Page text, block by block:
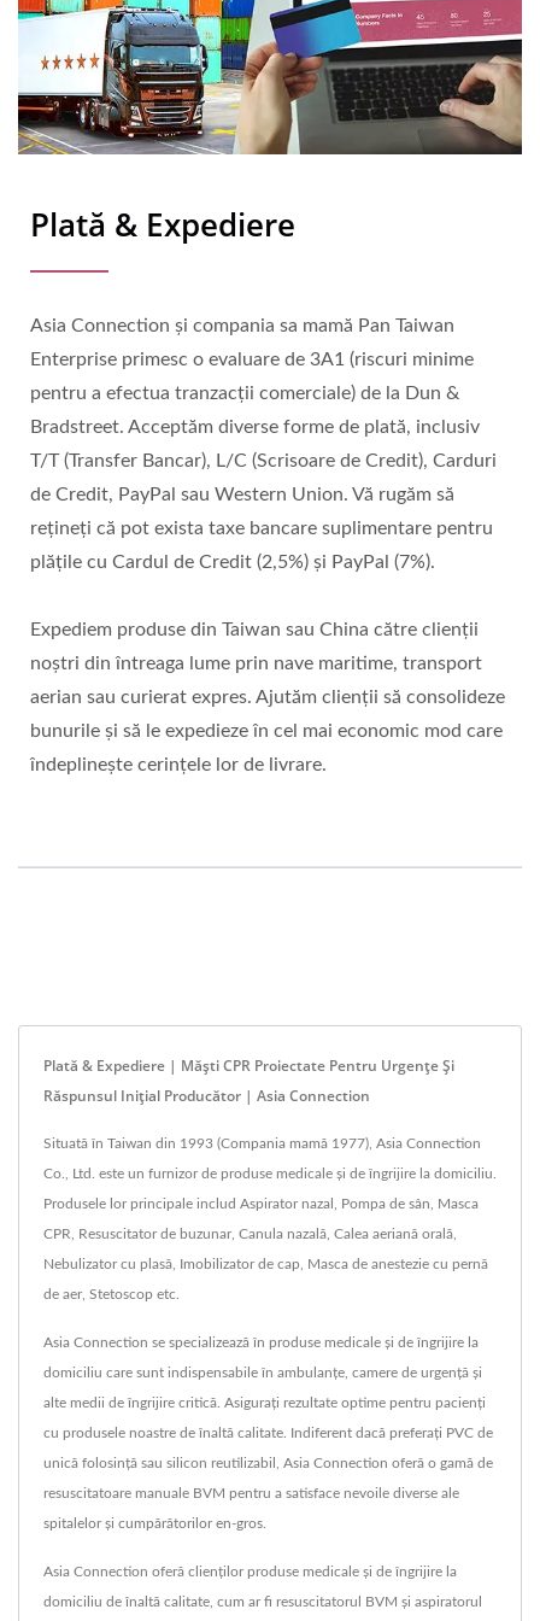
Plată & Expediere
Asia Connection și compania sa mamă Pan Taiwan
Enterprise primesc o evaluare de 3A1 (riscuri minime
pentru a efectua tranzacții comerciale) de la Dun &
Bradstreet. Acceptăm diverse forme de plată, inclusiv
T/T (Transfer Bancar), L/C (Scrisoare de Credit), Carduri
de Credit, PayPal sau Western Union. Vă rugăm să
rețineți că pot exista taxe bancare suplimentare pentru
plățile cu Cardul de Credit (2,5%) și PayPal (7%).
Expediem produse din Taiwan sau China către clienții
noștri din întreaga lume prin nave maritime, transport
aerian sau curierat expres. Ajutăm clienții să consolideze
bunurile și să le expedieze în cel mai economic mod care
îndeplinește cerințele lor de livrare.
Plată & Expediere | Măști CPR Proiectate Pentru Urgențe Și
Răspunsul Inițial Producător | Asia Connection
Situată în Taiwan din 1993 (Compania mamă 1977), Asia Connection
Co., Ltd. este un furnizor de produse medicale și de îngrijire la domiciliu.
Produsele lor principale includ Aspirator nazal, Pompa de sân, Masca
CPR, Resuscitator de buzunar, Canula nazală, Calea aeriană orală,
Nebulizator cu plasă, Imobilizator de cap, Masca de anestezie cu pernă
de aer, Stetoscop etc.
Asia Connection se specializează în produse medicale și de îngrijire la
domiciliu care sunt indispensabile în ambulanțe, camere de urgență și
alte medii de îngrijire critică. Asigurați rezultate optime pentru pacienți
cu produsele noastre de înaltă calitate. Indiferent dacă preferați PVC de
unică folosință sau silicon reutilizabil, Asia Connection oferă o gamă de
resuscitatoare manuale BVM pentru a satisface nevoile diverse ale
spitalelor și cumpărătorilor en-gros.
Asia Connection oferă clienților produse medicale și de îngrijire la
domiciliu de înaltă calitate, cum ar fi resuscitatorul BVM și aspiratorul